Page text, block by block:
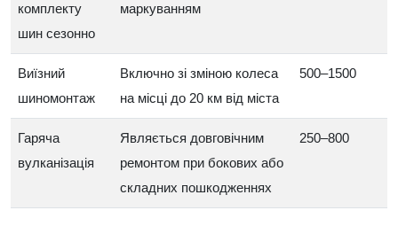
комплекту
шин сезонно
маркуванням
Виїзний
шиномонтаж
Включно зі зміною колеса
на місці до 20 км від міста
500–1500
Гаряча
вулканізація
Являється довговічним
ремонтом при бокових або
складних пошкодженнях
250–800